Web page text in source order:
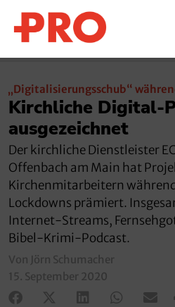
„Digitalisierungsschub“
Kirchliche Digital-
ausgezeichnet
Der kirchliche Dienstleister
Offenbach am Main hat
Kirchenmitarbeitern
Lockdowns prämiert.
Internet-Streams,
Bibel-Krimi-Podcast.
Von Jörn Schumacher
15. September 2020